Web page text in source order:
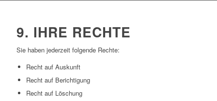
9. IHRE RECHTE
Sie haben jederzeit folgende Rechte:
Recht auf Auskunft
Recht auf Berichtigung
Recht auf Löschung